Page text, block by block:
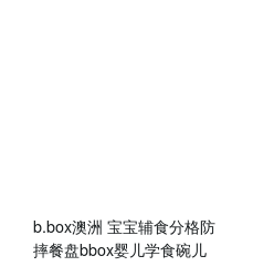
b.box澳洲 宝宝辅食分格防
摔餐盘bbox婴儿学食碗儿